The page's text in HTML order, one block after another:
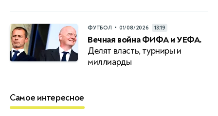
ФУТБОЛ • 01/08/2026 13:19
Вечная война ФИФА и УЕФА.
Делят власть, турниры и
миллиарды
Самое интересное